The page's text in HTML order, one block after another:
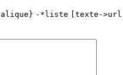
-*liste [texte->url]